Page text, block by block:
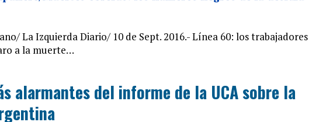
La Izquierda Diario/ 10 de Sept. 2016.- Línea 60: los trabajadores
a la muerte…
alarmantes del informe de la UCA sobre la